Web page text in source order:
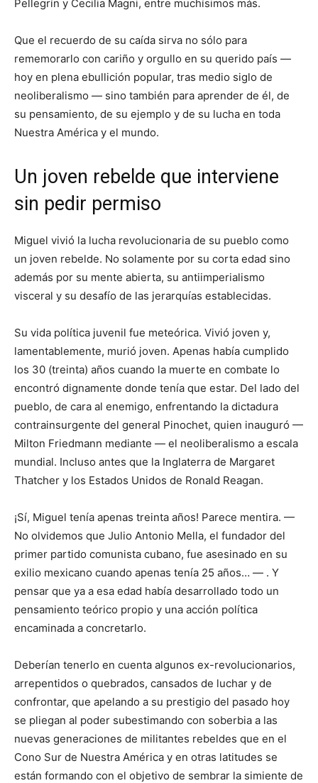
Pellegrín y Cecilia Magni, entre muchísimos más.
Que el recuerdo de su caída sirva no sólo para
rememorarlo con cariño y orgullo en su querido país —
hoy en plena ebullición popular, tras medio siglo de
neoliberalismo — sino también para aprender de él, de
su pensamiento, de su ejemplo y de su lucha en toda
Nuestra América y el mundo.
Un joven rebelde que interviene
sin pedir permiso
Miguel vivió la lucha revolucionaria de su pueblo como
un joven rebelde. No solamente por su corta edad sino
además por su mente abierta, su antiimperialismo
visceral y su desafío de las jerarquías establecidas.
Su vida política juvenil fue meteórica. Vivió joven y,
lamentablemente, murió joven. Apenas había cumplido
los 30 (treinta) años cuando la muerte en combate lo
encontró dignamente donde tenía que estar. Del lado del
pueblo, de cara al enemigo, enfrentando la dictadura
contrainsurgente del general Pinochet, quien inauguró —
Milton Friedmann mediante — el neoliberalismo a escala
mundial. Incluso antes que la Inglaterra de Margaret
Thatcher y los Estados Unidos de Ronald Reagan.
¡Sí, Miguel tenía apenas treinta años! Parece mentira. —
No olvidemos que Julio Antonio Mella, el fundador del
primer partido comunista cubano, fue asesinado en su
exilio mexicano cuando apenas tenía 25 años… — . Y
pensar que ya a esa edad había desarrollado todo un
pensamiento teórico propio y una acción política
encaminada a concretarlo.
Deberían tenerlo en cuenta algunos ex-revolucionarios,
arrepentidos o quebrados, cansados de luchar y de
confrontar, que apelando a su prestigio del pasado hoy
se pliegan al poder subestimando con soberbia a las
nuevas generaciones de militantes rebeldes que en el
Cono Sur de Nuestra América y en otras latitudes se
están formando con el objetivo de sembrar la simiente de